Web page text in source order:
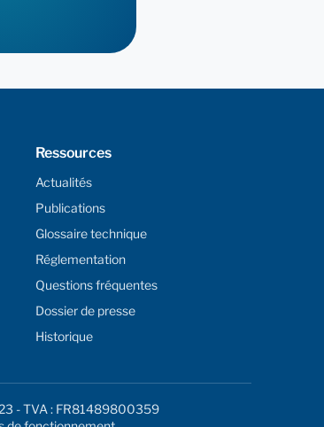
Ressources
Actualités
Publications
Glossaire technique
Réglementation
Questions fréquentes
Dossier de presse
Historique
- TVA : FR81489800359